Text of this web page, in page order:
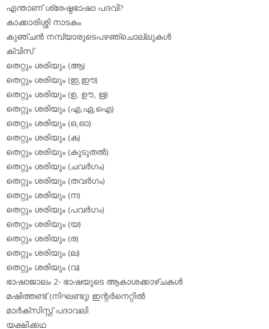
എന്താണ് ശ്രേഷ്ഠഭാഷാ പദവി?
കാക്കാരിശ്ശി നാടകം
കുഞ്ചന്‍ നമ്പ്യാരുടെപഴഞ്ചൊല്ലുകള്‍
ക്വിസ്
തെറ്റും ശരിയും (ആ)
തെറ്റും ശരിയും (ഇ,ഈ)
തെറ്റും ശരിയും (ഉ, ഊ, ഋ)
തെറ്റും ശരിയും (എ,ഏ,ഐ)
തെറ്റും ശരിയും (ഒ,ഓ)
തെറ്റും ശരിയും (ക)
തെറ്റും ശരിയും (കൂടുതല്‍)
തെറ്റും ശരിയും (ചവര്‍ഗം)
തെറ്റും ശരിയും (തവര്‍ഗം)
തെറ്റും ശരിയും (ന)
തെറ്റും ശരിയും (പവര്‍ഗം)
തെറ്റും ശരിയും (യ)
തെറ്റും ശരിയും (ര)
തെറ്റും ശരിയും (ല)
തെറ്റും ശരിയും (വ)
ഭാഷാജാലം 2- ഭാഷയുടെ ആകാശക്കാഴ്ചകള്‍
മഷിത്തണ്ട് (നിഘണ്ടു) ഇന്റര്‍നെറ്റില്‍
മാര്‍ക്‌സിസ്റ്റ് പദാവലി
യക്ഷിക്കഥ